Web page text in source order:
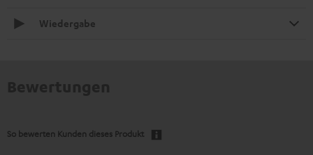
Wiedergabe
So bewerten Kunden dieses Produkt